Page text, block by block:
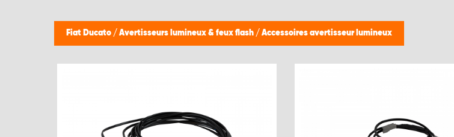
Fiat Ducato / Avertisseurs lumineux & feux flash / Accessoires avertisseur lumineux